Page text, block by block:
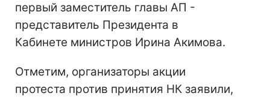
первый заместитель главы АП -
представитель Президента в
Кабинете министров Ирина Акимова.
Отметим, организаторы акции
протеста против принятия НК заявили,